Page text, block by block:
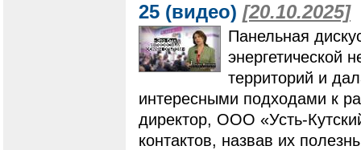
25 (видео) [20.10.2025]
Панельная
энергетической
территорий и
интересными подходами к
директор, ООО «Усть-
контактов, назвав их